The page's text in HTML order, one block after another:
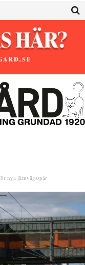
nya järnvägsspår